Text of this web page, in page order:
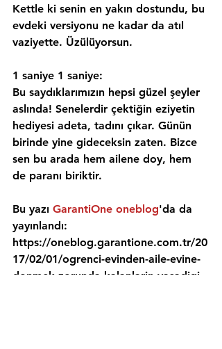
Kettle ki senin en yakın dostundu, bu
evdeki versiyonu ne kadar da atıl
vaziyette. Üzülüyorsun.
1 saniye 1 saniye:
Bu saydıklarımızın hepsi güzel şeyler
aslında! Senelerdir çektiğin eziyetin
hediyesi adeta, tadını çıkar. Günün
birinde yine gideceksin zaten. Bizce
sen bu arada hem ailene doy, hem
de paranı biriktir.
Bu yazı GarantiOne oneblog'da da
yayınlandı:
https://oneblog.garantione.com.tr/20
17/02/01/ogrenci-evinden-aile-evine-
donmek-zorunda-kalanlarin-yasadigi-